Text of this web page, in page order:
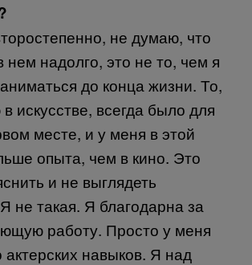
не думаю, что
нем надолго, это не то, чем я
до конца жизни. То,
искусстве, всегда было для
месте, и у меня в этой
опыта, чем в кино. Это
и не выглядеть
не такая. Я благодарна за
работу. Просто у меня
актерских навыков. Я над